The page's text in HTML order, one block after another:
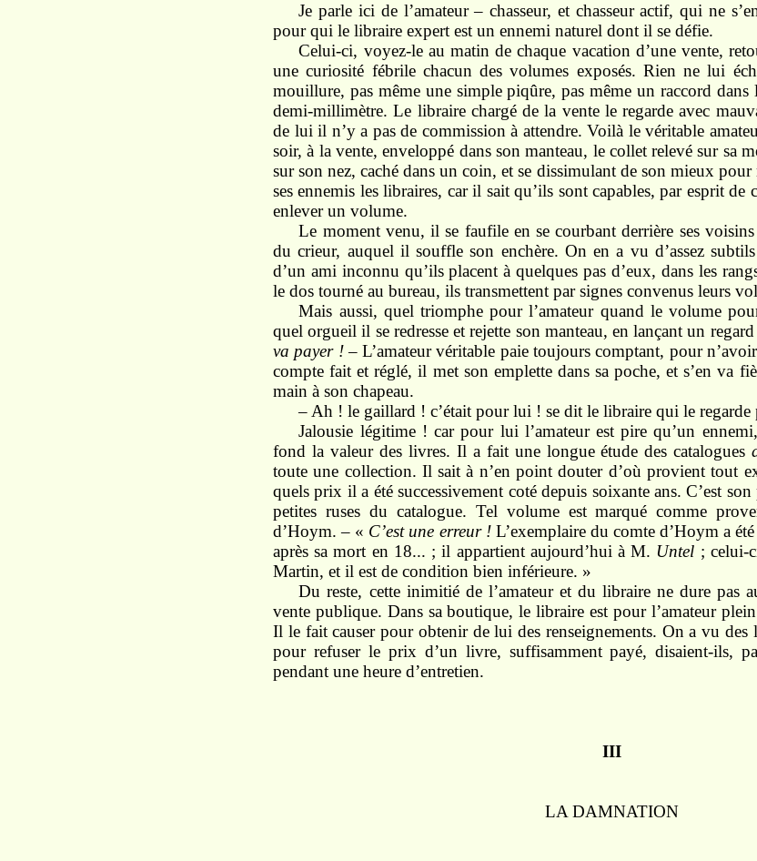
Je parle ici de l’amateur – chasseur, et chasseur actif, qui ne
pour qui le libraire expert est un ennemi naturel dont il se défie.
Celui-ci, voyez-le au matin de chaque vacation d’une vente,
une curiosité fébrile chacun des volumes exposés. Rien ne lui
mouillure, pas même une simple piqûre, pas même un raccord
demi-millimètre. Le libraire chargé de la vente le regarde avec
de lui il n’y a pas de commission à attendre. Voilà le véritable
soir, à la vente, enveloppé dans son manteau, le collet relevé sur sa
sur son nez, caché dans un coin, et se dissimulant de son mieux
ses ennemis les libraires, car il sait qu’ils sont capables, par esprit de
enlever un volume.
Le moment venu, il se faufile en se courbant derrière ses voisins
du crieur, auquel il souffle son enchère. On en a vu d’assez
d’un ami inconnu qu’ils placent à quelques pas d’eux, dans les
le dos tourné au bureau, ils transmettent par signes convenus leurs
Mais aussi, quel triomphe pour l’amateur quand le volume
quel orgueil il se redresse et rejette son manteau, en lançant un
va payer !– L’amateur véritable paie toujours comptant, pour
compte fait et réglé, il met son emplette dans sa poche, et s’en va
main à son chapeau.
– Ah ! le gaillard ! c’était pour lui ! se dit le libraire qui le regarde
Jalousie légitime ! car pour lui l’amateur est pire qu’un
fond la valeur des livres. Il a fait une longue étude des catalogues
toute une collection. Il sait à n’en point douter d’où provient tout
quels prix il a été successivement coté depuis soixante ans. C’est
petites ruses du catalogue. Tel volume est marqué comme
d’Hoym. – « C’est une erreur !L’exemplaire du comte d’Hoym a
après sa mort en 18... ; il appartient aujourd’hui à M. Untel ; celui-
Martin, et il est de condition bien inférieure. »
Du reste, cette inimitié de l’amateur et du libraire ne dure pas
vente publique. Dans sa boutique, le libraire est pour l’amateur
Il le fait causer pour obtenir de lui des renseignements. On a vu des
pour refuser le prix d’un livre, suffisamment payé, disaient-ils,
pendant une heure d’entretien.
III
LA DAMNATION